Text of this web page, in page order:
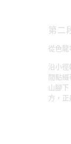
第二
從色
沿小
間點
山腳
方，